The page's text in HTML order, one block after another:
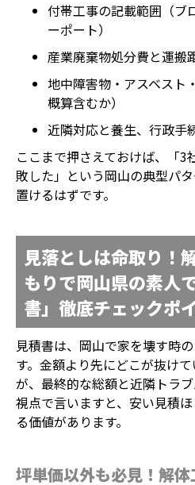
付帯工事の記載範囲（ブ
ーポート）
産業廃棄物処分費と運搬
地中障害物・アスベスト
概算含むか）
近隣対応と養生、行政手
ここまで押さえておけば、「3
敗した」という岡山の典型パ
置けるはずです。
見落としは命取り！
もりで岡山県の素人
書」徹底チェックポ
見積書は、岡山で家を壊す時
す。金額より先にどこが抜け
が、最終的な総額と近隣トラ
視点で言いますと、安い見積
る価値があります。
坪単価以外も必見！解